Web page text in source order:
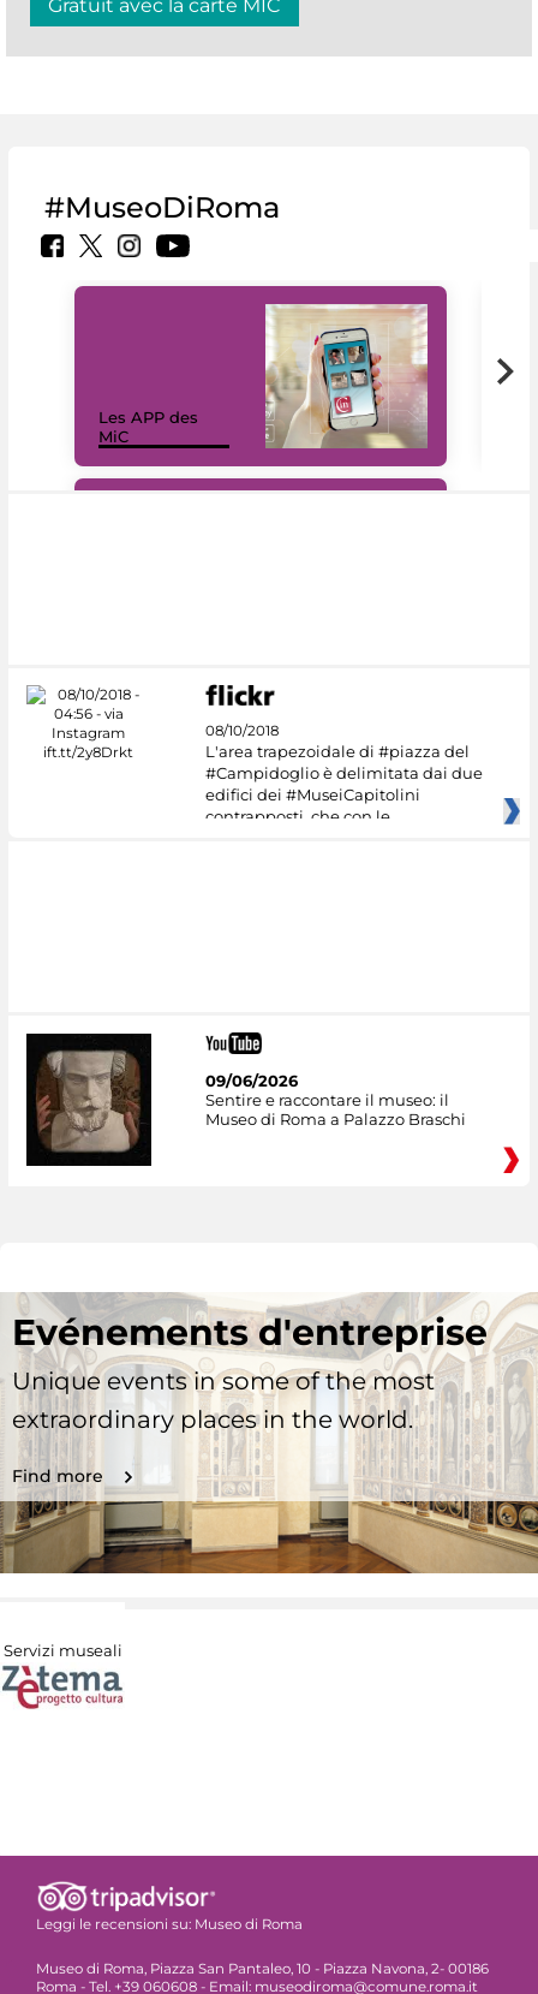
Gratuit avec la carte MIC
#MuseoDiRoma
Les APP des
MiC
08/10/2018
L'area trapezoidale di #piazza del
#Campidoglio è delimitata dai due
edifici dei #MuseiCapitolini
contrapposti, che con le
09/06/2026
Sentire e raccontare il museo: il
Museo di Roma a Palazzo Braschi
Evénements d'entreprise
Unique events in some of the most
extraordinary places in the world.
Find more
Servizi museali
Leggi le recensioni su: Museo di Roma
Museo di Roma, Piazza San Pantaleo, 10 - Piazza Navona, 2- 00186
Roma - Tel. +39 060608 - Email: museodiroma@comune.roma.it